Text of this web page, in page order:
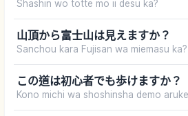
Shashin wo totte mo ii desu ka?
山頂から富士山は見えますか？
Sanchou kara Fujisan wa miemasu ka?
この道は初心者でも歩けますか？
Kono michi wa shoshinsha demo